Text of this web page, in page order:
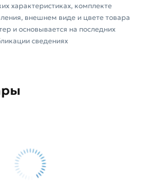
характеристиках, комплекте
внешнем виде и цвете товара
и основывается на последних
сведениях